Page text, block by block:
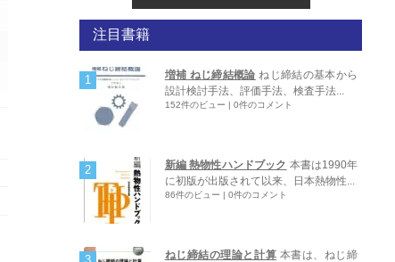
注目書籍
増補 ねじ締結概論 ねじ締結の基本から
設計検討手法、評価手法、検査手法...
152件のビュー | 0件のコメント
新編 熱物性ハンドブック 本書は1990年
に初版が出版されて以来、日本熱物性...
86件のビュー | 0件のコメント
ねじ締結の理論と計算 本書は、ねじ締